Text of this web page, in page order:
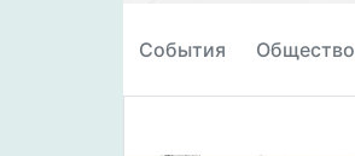
События Общество